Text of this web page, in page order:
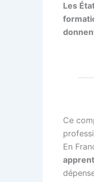
Les
Ce
En